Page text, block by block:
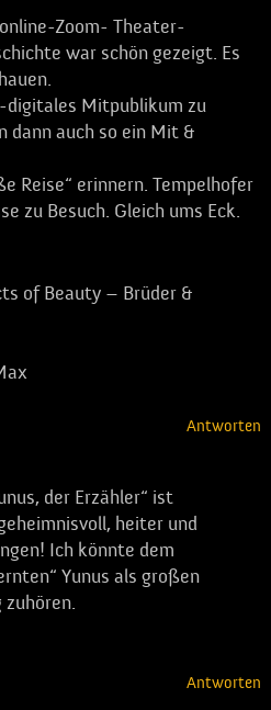
Zoom- Theater-
war schön gezeigt. Es
digitales Mitpublikum zu
dann auch so ein Mit &
Reise“ erinnern. Tempelhofer
zu Besuch. Gleich ums Eck.
of Beauty – Brüder &
Antworten
der Erzähler“ ist
heiter und
Ich könnte dem
Yunus als großen
zuhören.
Antworten